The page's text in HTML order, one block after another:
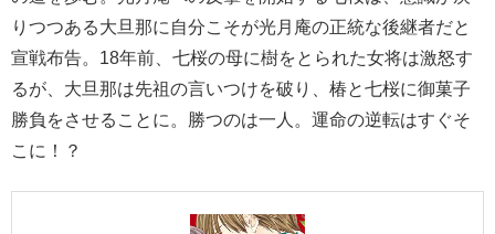
りつつある大旦那に自分こそが光月庵の正統な後継者だと
宣戦布告。18年前、七桜の母に樹をとられた女将は激怒す
るが、大旦那は先祖の言いつけを破り、椿と七桜に御菓子
勝負をさせることに。勝つのは一人。運命の逆転はすぐそ
こに！？